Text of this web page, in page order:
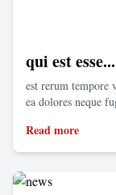
qui est esse...
est rerum tempore
ea dolores neque
Read more